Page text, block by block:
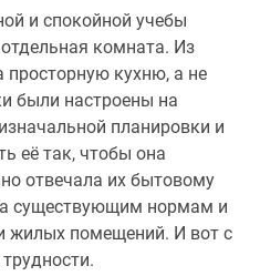
и спокойной учебы
комната. Из
просторную кухню, а не
были настроены на
планировки и
её так, чтобы она
отвечала их бытовому
существующим нормам и
жилых помещений. И вот с